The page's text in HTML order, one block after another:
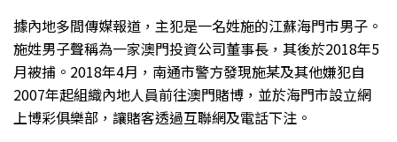
據內地多間傳媒報道，主犯是一名姓施的江蘇海門市男子。
施姓男子聲稱為一家澳門投資公司董事長，其後於2018年5
月被捕。2018年4月，南通市警方發現施某及其他嫌犯自
2007年起組織內地人員前往澳門賭博，並於海門市設立網
上博彩俱樂部，讓賭客透過互聯網及電話下注。